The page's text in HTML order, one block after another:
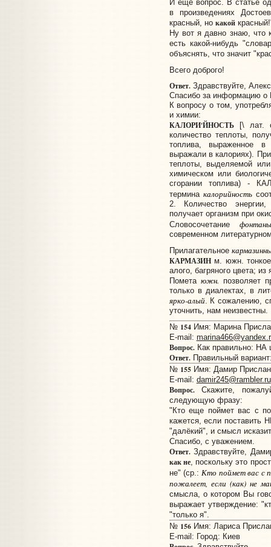
И ещё вопрос. В статье
в произведениях
красный, но какой
Ну вот я давно знаю, что
есть какой-нибудь
объяснять, что значит
Всего доброго!
Ответ.Здравствуйте,
Спасибо за информацию о
К вопросу о том,
и химии:
КАЛОРИ'ЙНОСТЬ[\ лат.
количество теплоты,
топлива, выраженное в
выражали в калориях).
теплоты, выделяемой
химическом или
сгорании топлива) -
термина калорийность
2. Количество
получает организм при
Словосочетание
современном
Прилагательное
КАРМАЗИНм. южн.
алого, багряного цвета; из
Помета южн. позволяет
только в диалектах, в
ярко-алый. К сожалению,
уточнить, нам неизвестны.
№ 154Имя: Марина
E-mail:
Вопрос.Как правильно: НА
Ответ.Правильный
№ 155Имя: Дамир
E-mail: damir245@rambler.ru
Вопрос.Скажите,
следующую фразу:
"Кто еще поймет вас с
кажется, если поставить
"далёкий", и смысл
Спасибо, с уважением.
Ответ.Здравствуйте,
как не, поскольку это
не" (ср.:Кто поймет вас с
пожалеет, если (как) не
смысла, о котором Вы
выражает утверждение:
"только я".
№ 156Имя: Лариса
E-mail: Город: Киев